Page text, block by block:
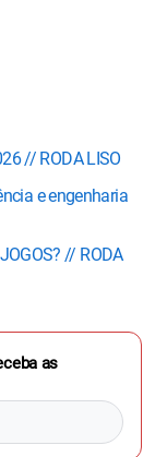
// RODA LISO
e engenharia
// RODA
as